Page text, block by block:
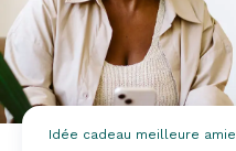
Idée cadeau meilleure amie